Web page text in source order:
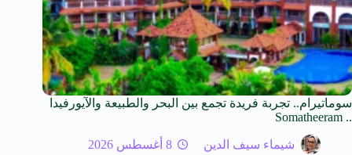
سوماتيرام.. تجربة فريدة تجمع بين البحر والطبيعة والآيورفيدا
.. Somatheeram
شيماء سيف الدين
8 أغسطس 2026